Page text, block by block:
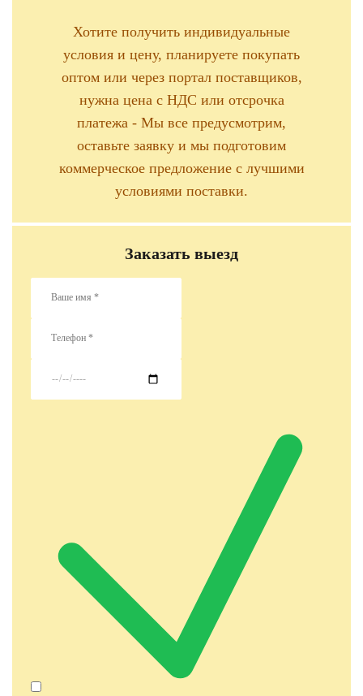
Хотите получить индивидуальные
условия и цену, планируете покупать
оптом или через портал поставщиков,
нужна цена с НДС или отсрочка
платежа - Мы все предусмотрим,
оставьте заявку и мы подготовим
коммерческое предложение с лучшими
условиями поставки.
Заказать выезд